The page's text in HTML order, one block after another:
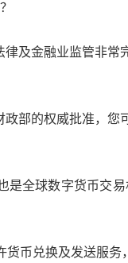
律及金融业监管非
政部的权威批准，
是全球数字货币交
货币兑换及发送服